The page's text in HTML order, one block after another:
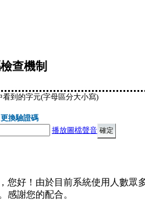
查機制
看到的字元(字母區分大小寫)
更換驗證碼
播放圖檔聲音
您好！由於目前系統使用人數眾
感謝您的配合。